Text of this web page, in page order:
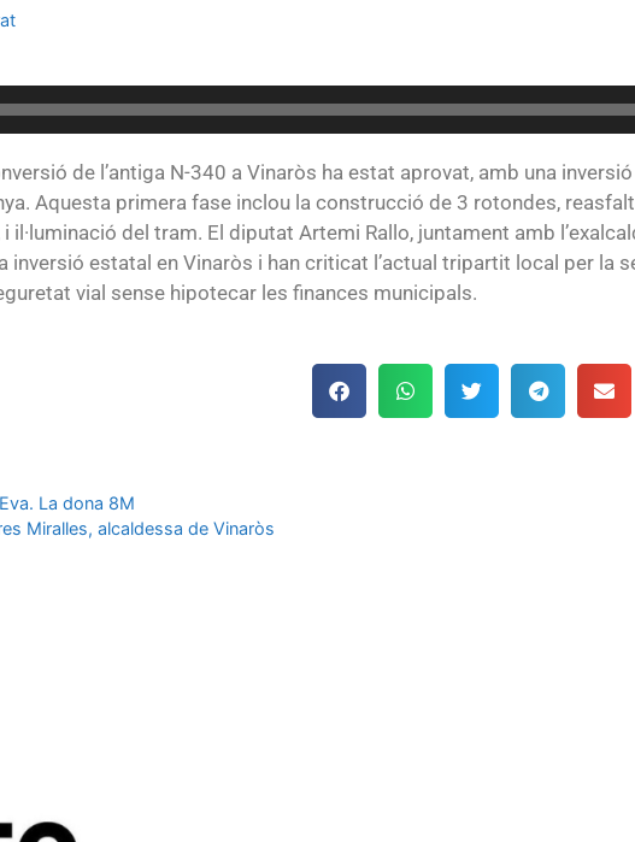
de l’antiga N-340 a Vinaròs ha estat aprovat, amb una
Aquesta primera fase inclou la construcció de 3 rotondes,
il·luminació del tram. El diputat Artemi Rallo, juntament amb
inversió estatal en Vinaròs i han criticat l’actual tripartit local per la
vial sense hipotecar les finances municipals.
La dona 8M
Miralles, alcaldessa de Vinaròs